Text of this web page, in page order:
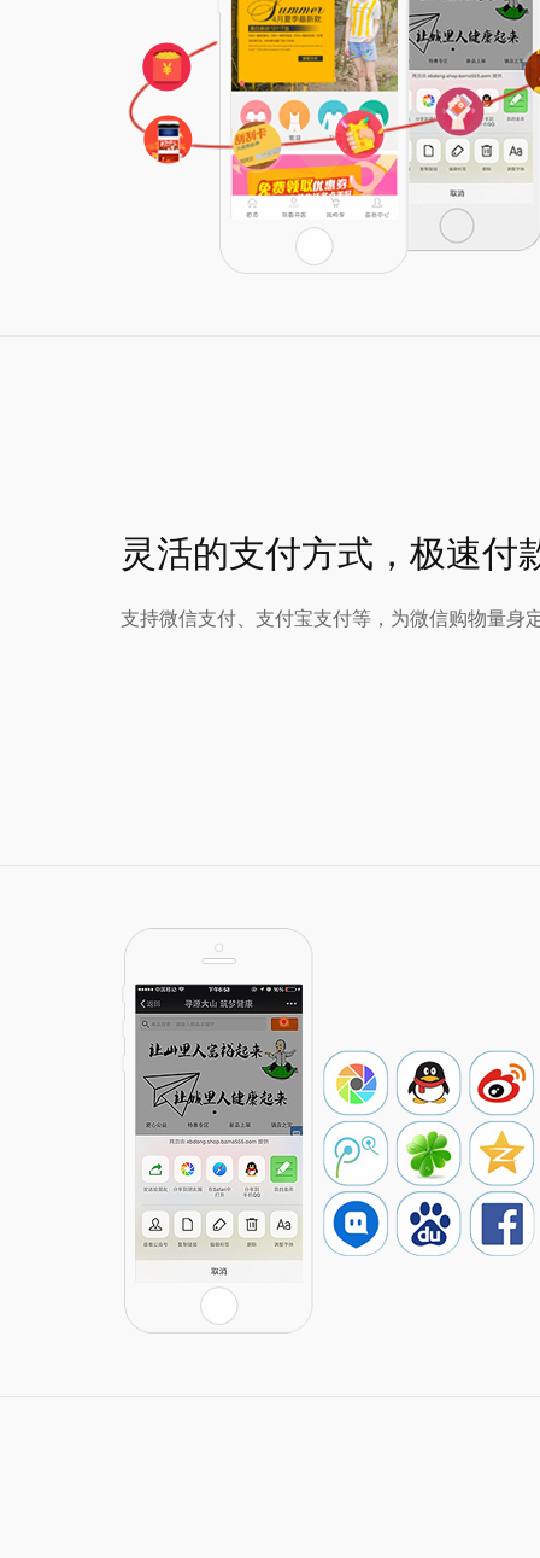
灵活的支付方式，极速付
支持微信支付、支付宝支付等，为微信购物量身